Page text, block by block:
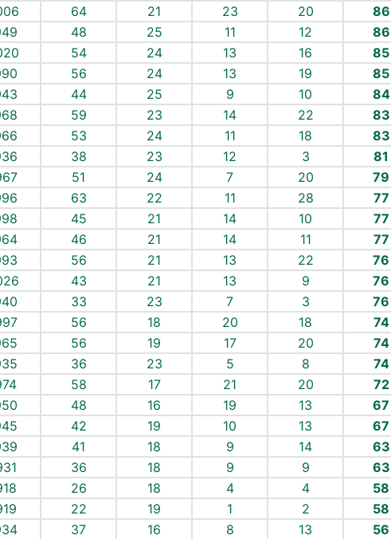
64 21 23 20 86
48 25 11 12 86
54 24 13 16 85
56 24 13 19 85
44 25 9 10 84
59 23 14 22 83
53 24 11 18 83
38 23 12 3 81
51 24 7 20 79
63 22 11 28 77
45 21 14 10 77
46 21 14 11 77
56 21 13 22 76
43 21 13 9 76
33 23 7 3 76
56 18 20 18 74
56 19 17 20 74
36 23 5 8 74
58 17 21 20 72
48 16 19 13 67
42 19 10 13 67
41 18 9 14 63
36 18 9 9 63
26 18 4 4 58
22 19 1 2 58
37 16 8 13 56